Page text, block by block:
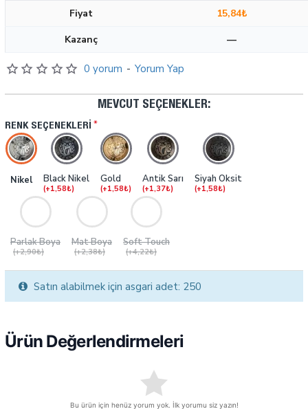
0 yorum - Yorum Yap
MEVCUT SEÇENEKLER:
RENK SEÇENEKLERI
Nikel Black Nikel
(+1,58₺)
Gold
(+1,58₺)
Antik Sarı
(+1,37₺)
Siyah Oksit
(+1,58₺)
Parlak Boya
(+2,90₺)
Mat Boya
(+2,38₺)
Soft Touch
(+4,22₺)
Satın alabilmek için asgari adet: 250
Fiyat
15,84₺
Kazanç
—
Ürün Değerlendirmeleri
Bu ürün için henüz yorum yok. İlk yorumu siz yazın!